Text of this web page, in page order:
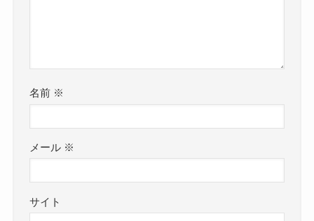
名前 ※
メール ※
サイト